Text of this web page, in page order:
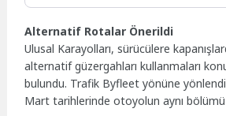
Alternatif Rotalar Önerildi
Ulusal Karayolları, sürücülere
alternatif güzergahları kullanmaları
bulundu. Trafik Byfleet yönüne
Mart tarihlerinde otoyolun aynı